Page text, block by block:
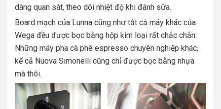
dàng quan sát, theo dõi nhiệt độ khi đánh sữa.
Board mạch của Lunna cũng như tất cả máy khác của
Wega đều được bọc bằng hộp kim loại rất chắc chắn.
Những máy pha cà phê espresso chuyên nghiệp khác,
kể cả Nuova Simonelli cũng chỉ được bọc bằng nhựa
mà thôi.